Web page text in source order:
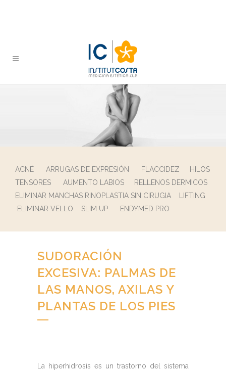
ACNÉ ARRUGAS DE EXPRESIÓN FLACCIDEZ
HILOS
TENSORES
AUMENTO LABIOS
RELLENOS DERMICOS
ELIMINAR MANCHAS RINOPLASTIA SIN CIRUGIA
LIFTING
ELIMINAR VELLO
SLIM UP ENDYMED PRO
SUDORACIÓN
EXCESIVA: PALMAS DE
LAS MANOS, AXILAS Y
PLANTAS DE LOS PIES
La hiperhidrosis es un trastorno del sistema